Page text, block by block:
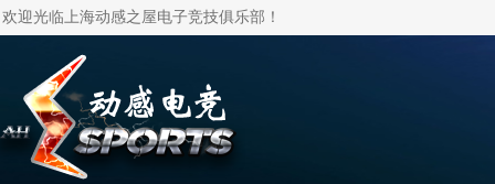
欢迎光临上海动感之屋电子竞技俱乐部！